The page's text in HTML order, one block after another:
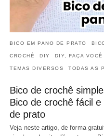
BICO EM PANO DE PRATO
CROCHÊ DIY DIY, FAÇA
TEMAS DIVERSOS TODAS AS
Bico de crochê
Bico de crochê fácil
de prato
Veja neste artigo, de forma